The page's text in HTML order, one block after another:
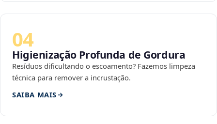
04
Higienização Profunda de Gordura
Resíduos dificultando o escoamento? Fazemos limpeza
técnica para remover a incrustação.
SAIBA MAIS